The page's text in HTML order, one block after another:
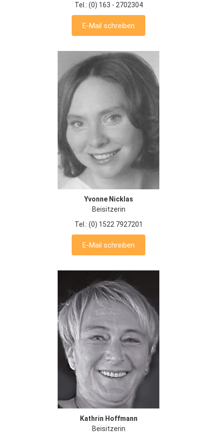
Tel.: (0) 163 - 2702304
E-Mail schreiben
Yvonne Nicklas
Beisitzerin
Tel.: (0) 1522 7927201
E-Mail schreiben
Kathrin Hoffmann
Beisitzerin